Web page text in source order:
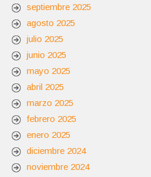
septiembre 2025
agosto 2025
julio 2025
junio 2025
mayo 2025
abril 2025
marzo 2025
febrero 2025
enero 2025
diciembre 2024
noviembre 2024